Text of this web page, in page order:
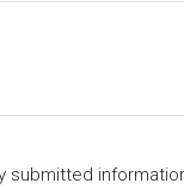
submitted